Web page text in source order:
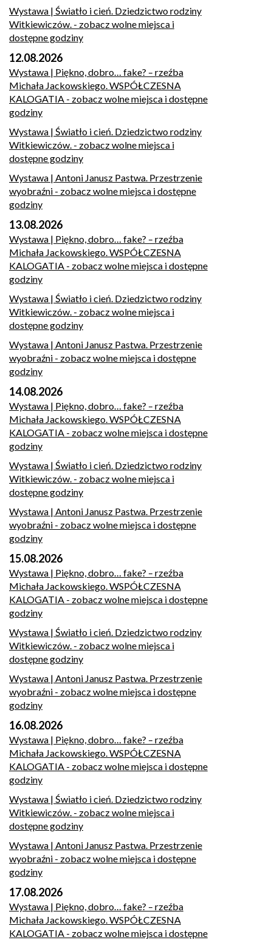
Wystawa | Światło i cień. Dziedzictwo rodziny
Witkiewiczów. - zobacz wolne miejsca i
dostępne godziny
12.08.2026
Wystawa | Piękno, dobro… fake? – rzeźba
Michała Jackowskiego. WSPÓŁCZESNA
KALOGATIA - zobacz wolne miejsca i dostępne
godziny
Wystawa | Światło i cień. Dziedzictwo rodziny
Witkiewiczów. - zobacz wolne miejsca i
dostępne godziny
Wystawa | Antoni Janusz Pastwa. Przestrzenie
wyobraźni - zobacz wolne miejsca i dostępne
godziny
13.08.2026
Wystawa | Piękno, dobro… fake? – rzeźba
Michała Jackowskiego. WSPÓŁCZESNA
KALOGATIA - zobacz wolne miejsca i dostępne
godziny
Wystawa | Światło i cień. Dziedzictwo rodziny
Witkiewiczów. - zobacz wolne miejsca i
dostępne godziny
Wystawa | Antoni Janusz Pastwa. Przestrzenie
wyobraźni - zobacz wolne miejsca i dostępne
godziny
14.08.2026
Wystawa | Piękno, dobro… fake? – rzeźba
Michała Jackowskiego. WSPÓŁCZESNA
KALOGATIA - zobacz wolne miejsca i dostępne
godziny
Wystawa | Światło i cień. Dziedzictwo rodziny
Witkiewiczów. - zobacz wolne miejsca i
dostępne godziny
Wystawa | Antoni Janusz Pastwa. Przestrzenie
wyobraźni - zobacz wolne miejsca i dostępne
godziny
15.08.2026
Wystawa | Piękno, dobro… fake? – rzeźba
Michała Jackowskiego. WSPÓŁCZESNA
KALOGATIA - zobacz wolne miejsca i dostępne
godziny
Wystawa | Światło i cień. Dziedzictwo rodziny
Witkiewiczów. - zobacz wolne miejsca i
dostępne godziny
Wystawa | Antoni Janusz Pastwa. Przestrzenie
wyobraźni - zobacz wolne miejsca i dostępne
godziny
16.08.2026
Wystawa | Piękno, dobro… fake? – rzeźba
Michała Jackowskiego. WSPÓŁCZESNA
KALOGATIA - zobacz wolne miejsca i dostępne
godziny
Wystawa | Światło i cień. Dziedzictwo rodziny
Witkiewiczów. - zobacz wolne miejsca i
dostępne godziny
Wystawa | Antoni Janusz Pastwa. Przestrzenie
wyobraźni - zobacz wolne miejsca i dostępne
godziny
17.08.2026
Wystawa | Piękno, dobro… fake? – rzeźba
Michała Jackowskiego. WSPÓŁCZESNA
KALOGATIA - zobacz wolne miejsca i dostępne